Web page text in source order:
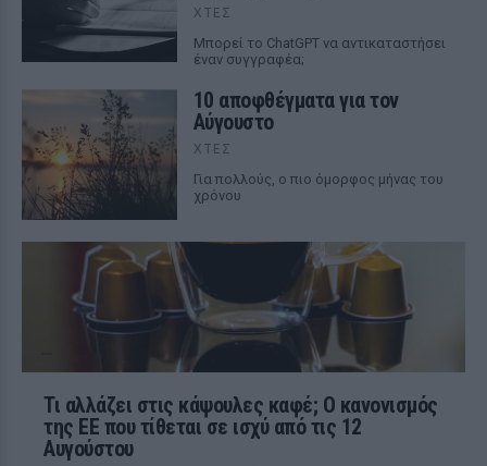
ΧΤΕΣ
Mπορεί το ChatGPT να αντικαταστήσει
έναν συγγραφέα;
10 αποφθέγματα για τον
Αύγουστο
ΧΤΕΣ
Για πολλούς, ο πιο όμορφος μήνας του
χρόνου
Τι αλλάζει στις κάψουλες καφέ; Ο κανονισμός
της ΕΕ που τίθεται σε ισχύ από τις 12
Αυγούστου